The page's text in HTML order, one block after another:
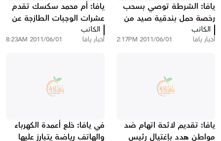
يافا: الشرطة توصي بسحب
رخصة حمل بندقية صيد من
عضو المجلس البلدي عمر
سكسك
الكاتب
أخبار يافا 2011/06/01 2:17PM
يافا: أم محمد سكسك تقدم
عشرات الوجبات الطازجة عن
روح ابنها محمد لمرضى
مستشفى فولفسون
الكاتب
أخبار يافا 2011/06/01 8:23AM
يافا: تقديم لائحة اتهام ضد
مواطن هدد بإغتيال رئيس
في يافا: خلع أعمدة الكهرباء
والهاتف رياضة يتبارز عليها